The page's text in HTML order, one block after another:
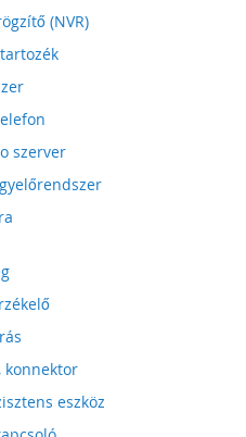
(NVR)
szerver
konnektor
eszköz